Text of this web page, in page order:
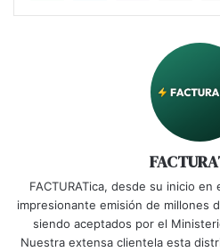
FACTURATica, desde su inicio
impresionante emisión de millones
siendo aceptados por el
Nuestra extensa clientela esta